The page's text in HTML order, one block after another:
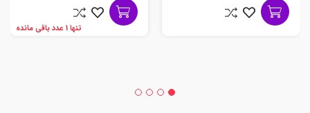
تنها 1 عدد باقی مانده